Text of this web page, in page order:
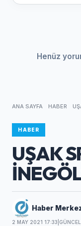
Henüz
ANA SAYFA HABER
HABER
UŞAK
Haber
2 MAY 2021 17:33